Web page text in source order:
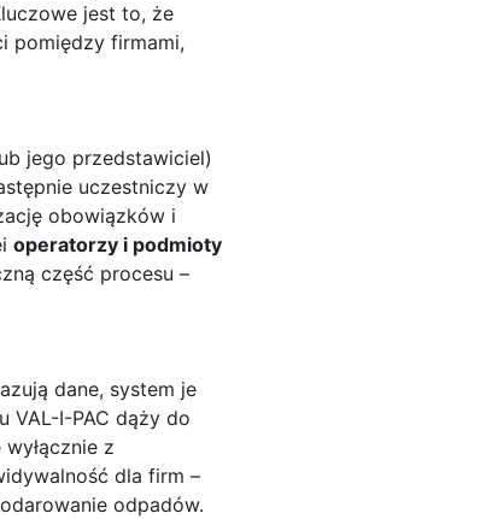
jest to, że
pomiędzy firmami,
jego przedstawiciel)
uczestniczy w
obowiązków i
operatorzy i podmioty
część procesu –
dane, system je
VAL-I-PAC dąży do
wyłącznie z
dla firm –
odpadów.